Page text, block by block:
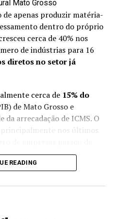
sobre o mercado são
período.
para
que o Brasil possui
de biodiesel,
prima e logística
elevar o percentual da
nacional de
a previsibilidade para o
entidades afirmam que o
Mato Grosso
de apenas produzir matéria-
dentro do próprio
cerca de 40% nos
de indústrias para 16
diretos no setor já
cerca de 15% do
de Mato Grosso e
da arrecadação de ICMS. O
nos últimos
o patamar atual.
diferentes regiões e começa
das cadeias produtivas,
prima fora de seus
READING